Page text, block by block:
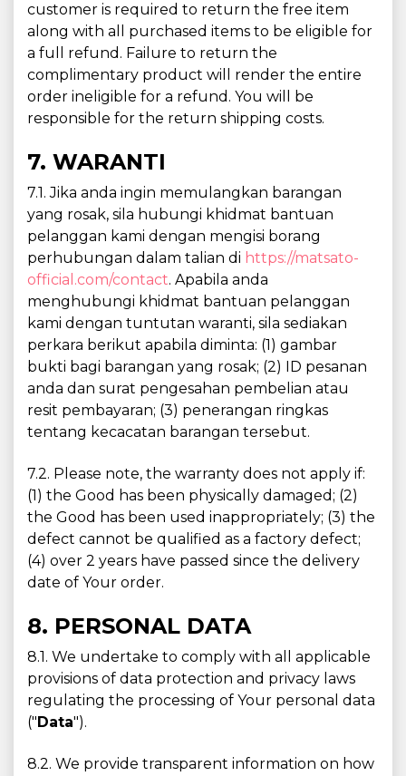
customer is required to return the free item
along with all purchased items to be eligible for
a full refund. Failure to return the
complimentary product will render the entire
order ineligible for a refund. You will be
responsible for the return shipping costs.
7. WARANTI
7.1. Jika anda ingin memulangkan barangan
yang rosak, sila hubungi khidmat bantuan
pelanggan kami dengan mengisi borang
perhubungan dalam talian di https://matsato-
official.com/contact. Apabila anda
menghubungi khidmat bantuan pelanggan
kami dengan tuntutan waranti, sila sediakan
perkara berikut apabila diminta: (1) gambar
bukti bagi barangan yang rosak; (2) ID pesanan
anda dan surat pengesahan pembelian atau
resit pembayaran; (3) penerangan ringkas
tentang kecacatan barangan tersebut.
7.2. Please note, the warranty does not apply if:
(1) the Good has been physically damaged; (2)
the Good has been used inappropriately; (3) the
defect cannot be qualified as a factory defect;
(4) over 2 years have passed since the delivery
date of Your order.
8. PERSONAL DATA
8.1. We undertake to comply with all applicable
provisions of data protection and privacy laws
regulating the processing of Your personal data
("Data").
8.2. We provide transparent information on how